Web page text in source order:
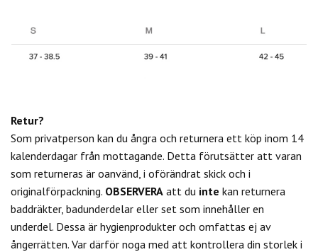
Retur?
Som privatperson kan du ångra och returnera ett köp inom 14
kalenderdagar från mottagande. Detta förutsätter att varan
som returneras är oanvänd, i oförändrat skick och i
originalförpackning. OBSERVERA att du inte kan returnera
baddräkter, badunderdelar eller set som innehåller en
underdel. Dessa är hygienprodukter och omfattas ej av
ångerrätten. Var därför noga med att kontrollera din storlek i